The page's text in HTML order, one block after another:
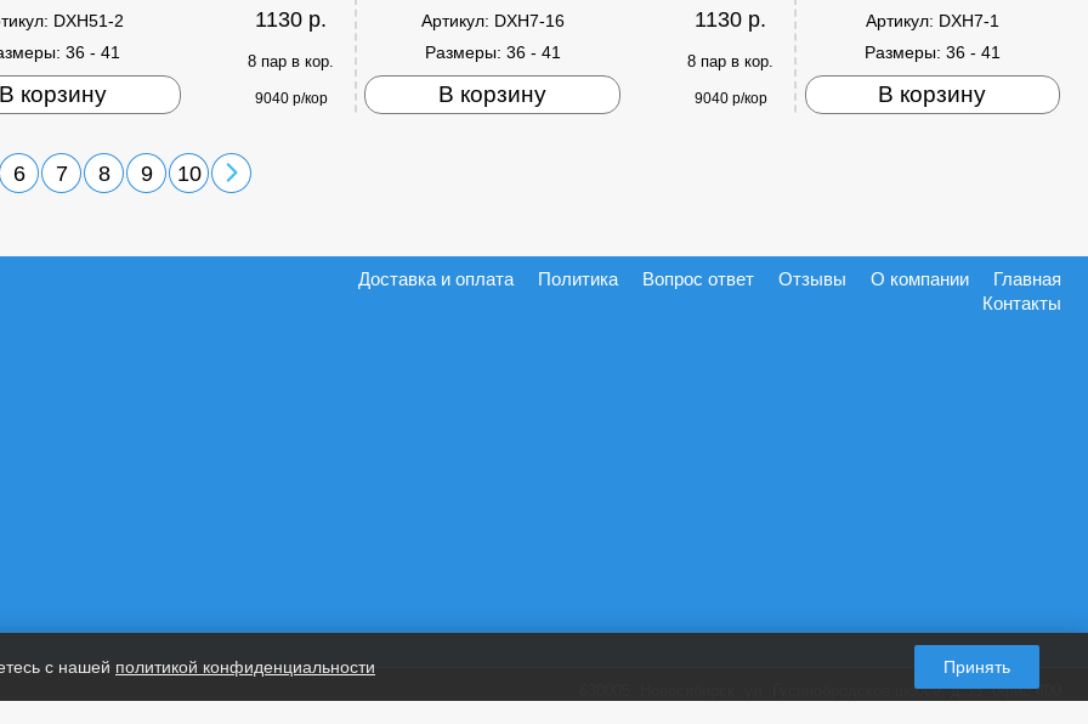
DXH51-2
36 - 41
В корзину
1130 р.
8 пар в кор.
9040 р/кор
Артикул: DXH7-16
Размеры: 36 - 41
В корзину
1130 р.
8 пар в кор.
9040 р/кор
Артикул: DXH7-1
Размеры: 36 - 41
В корзину
6 7 8 9 10
Главная
О компании
Отзывы
Вопрос ответ
Политика
Доставка и оплата
Контакты
630005, Новосибирск, ул. Гусинобродское шоссе, д.35, офис 400
с нашей политикой конфиденциальности Принять